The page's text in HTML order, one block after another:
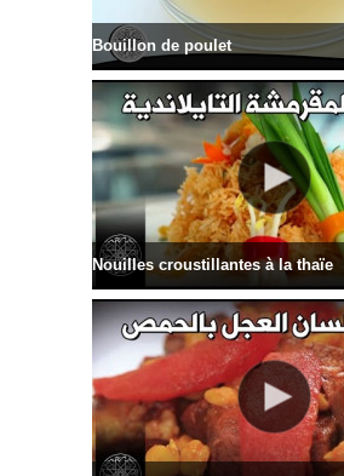
Bouillon de poulet
Nouilles croustillantes à la thaïe